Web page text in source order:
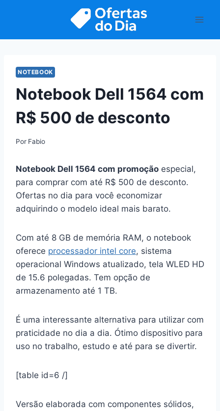
NOTEBOOK
Notebook Dell 1564 com
R$ 500 de desconto
Por Fabio
Notebook Dell 1564 com promoção especial,
para comprar com até R$ 500 de desconto.
Ofertas no dia para você economizar
adquirindo o modelo ideal mais barato.
Com até 8 GB de memória RAM, o notebook
oferece processador intel core, sistema
operacional Windows atualizado, tela WLED HD
de 15.6 polegadas. Tem opção de
armazenamento até 1 TB.
É uma interessante alternativa para utilizar com
praticidade no dia a dia. Ótimo dispositivo para
uso no trabalho, estudo e até para se divertir.
[table id=6 /]
Versão elaborada com componentes sólidos,